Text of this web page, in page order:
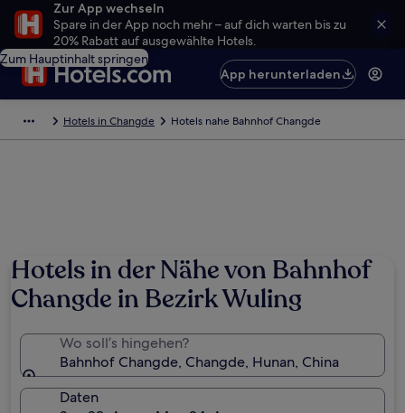
Zur App wechseln
Spare in der App noch mehr – auf dich warten bis zu
20% Rabatt auf ausgewählte Hotels.
Zum Hauptinhalt springen
App herunterladen
Hotels in Changde Hotels nahe Bahnhof Changde
Hotels in der Nähe von Bahnhof
Changde in Bezirk Wuling
Wo soll’s hingehen?
Bahnhof Changde, Changde, Hunan, China
Daten